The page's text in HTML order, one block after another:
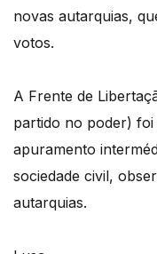
novas autarquias,
votos.
A Frente de
partido no poder)
apuramento
sociedade civil,
autarquias.